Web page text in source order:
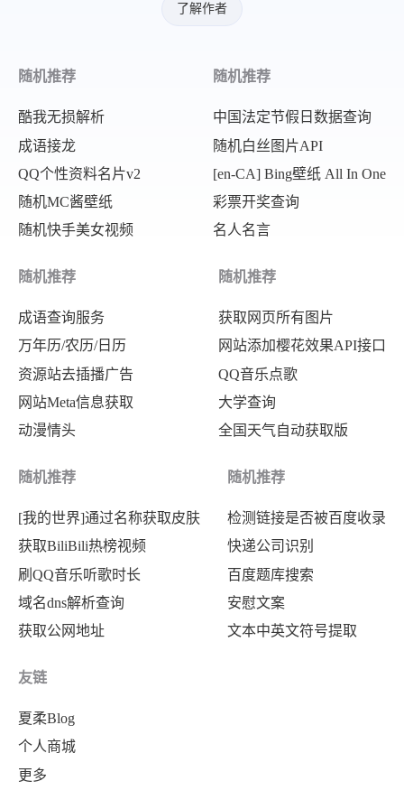
了解作者
随机推荐
酷我无损解析
成语接龙
QQ个性资料名片v2
随机MC酱壁纸
随机快手美女视频
随机推荐
中国法定节假日数据查询
随机白丝图片API
[en-CA] Bing壁纸 All In One
彩票开奖查询
名人名言
随机推荐
成语查询服务
万年历/农历/日历
资源站去插播广告
网站Meta信息获取
动漫情头
随机推荐
获取网页所有图片
网站添加樱花效果API接口
QQ音乐点歌
大学查询
全国天气自动获取版
随机推荐
[我的世界]通过名称获取皮肤
获取BiliBili热榜视频
刷QQ音乐听歌时长
域名dns解析查询
获取公网地址
随机推荐
检测链接是否被百度收录
快递公司识别
百度题库搜索
安慰文案
文本中英文符号提取
友链
夏柔Blog
个人商城
更多